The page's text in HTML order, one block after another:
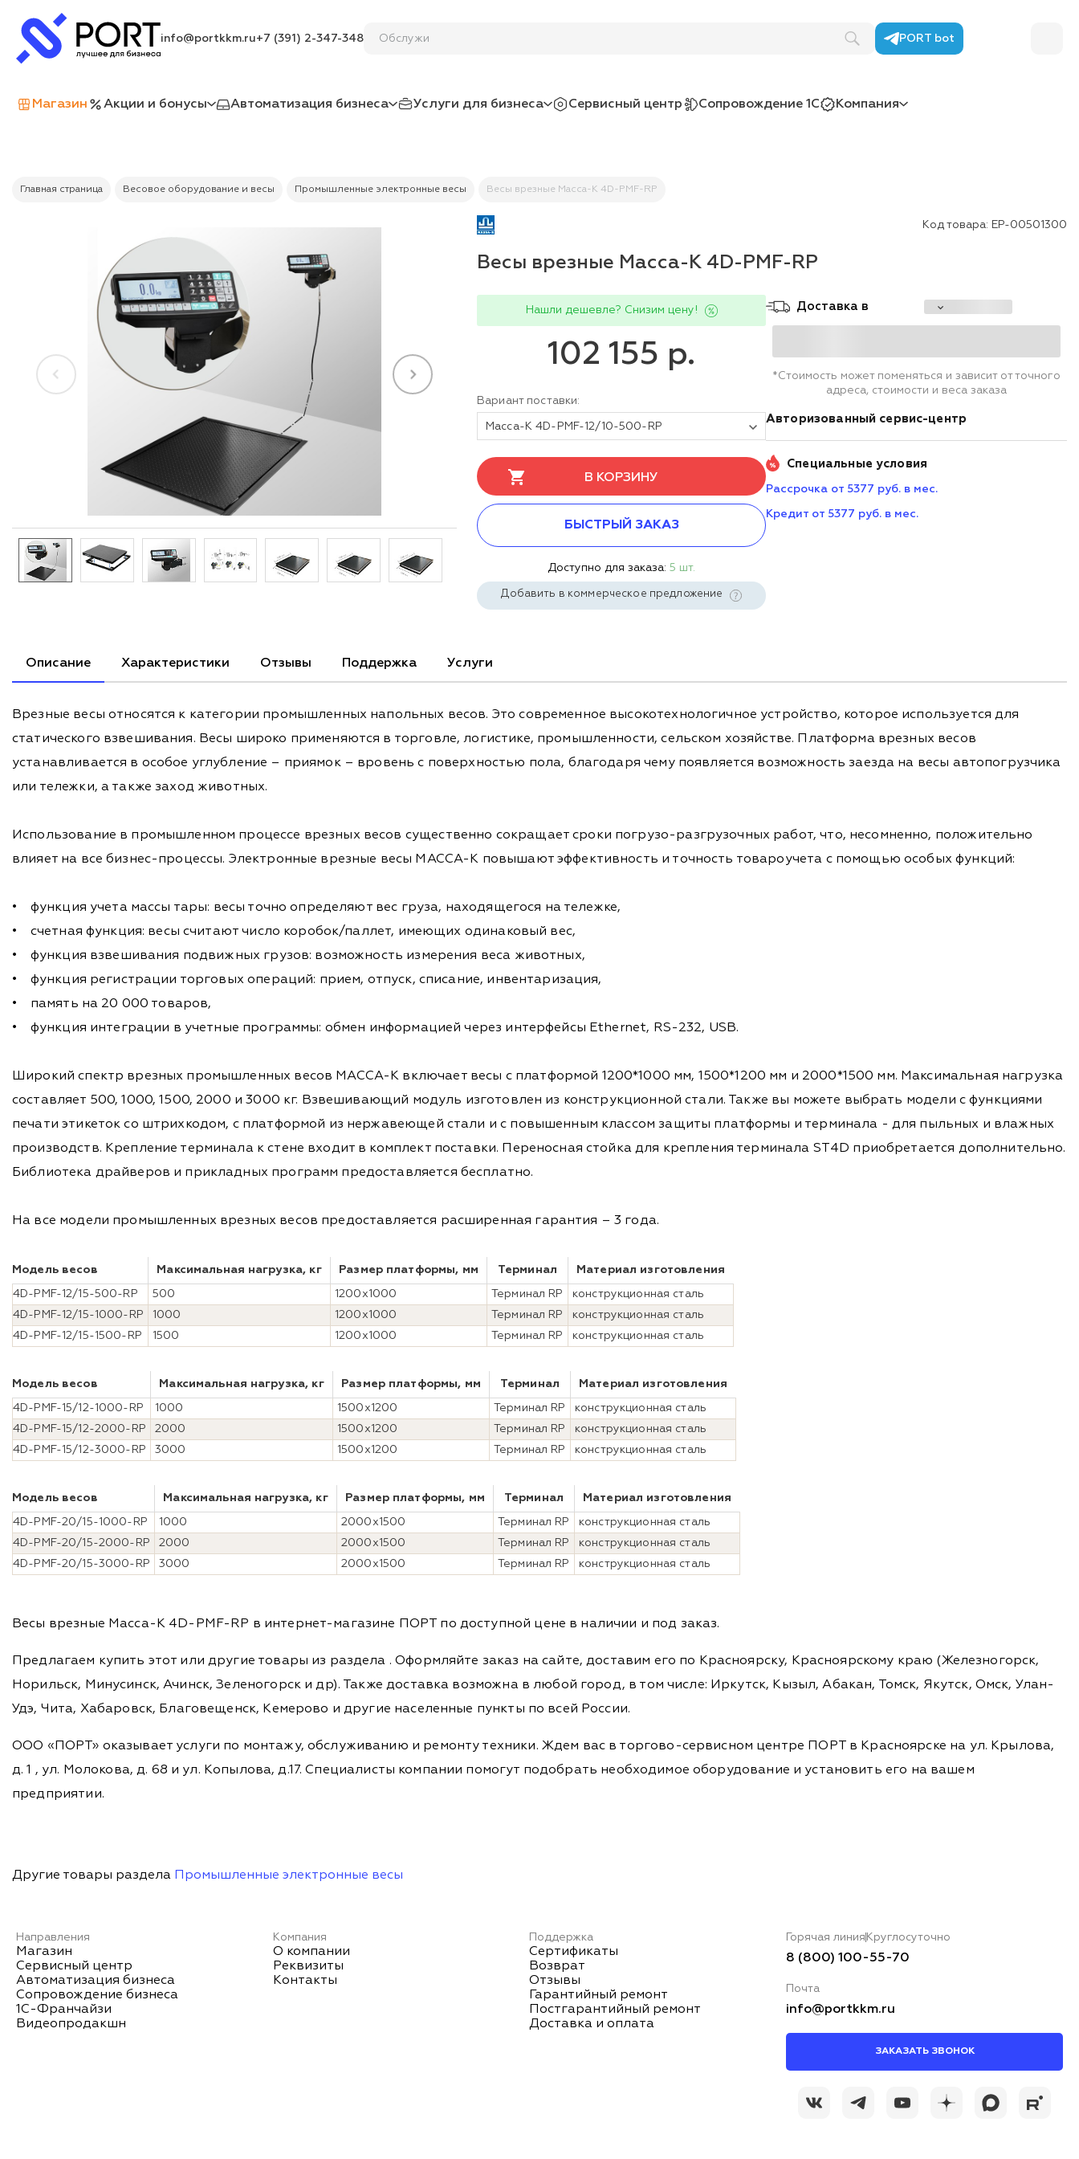
info@portkkm.ru+7 (391) 2-347-348 PORT bot
Магазин Акции и бонусы Автоматизация бизнеса Услуги для бизнеса Сервисный центр Сопровождение 1С Компания
Главная страница Весовое оборудование и весы Промышленные электронные весы Весы врезные Масса-К 4D-PMF-RP
Код товара: ЕР-00501300
Весы врезные Масса-К 4D-PMF-RP
Нашли дешевле? Снизим цену!
102 155 р.
Вариант поставки:
Масса-К 4D-PMF-12/10-500-RP
В КОРЗИНУ
БЫСТРЫЙ ЗАКАЗ
Доступно для заказа: 5 шт.
Добавить в коммерческое предложение
Доставка в
*Стоимость может поменяться и зависит от точного
адреса, стоимости и веса заказа
Авторизованный сервис-центр
Специальные условия
Рассрочка от 5377 руб. в мес.
Кредит от 5377 руб. в мес.
Описание Характеристики Отзывы Поддержка Услуги
Врезные весы относятся к категории промышленных напольных весов. Это современное высокотехнологичное устройство, которое используется для
статического взвешивания. Весы широко применяются в торговле, логистике, промышленности, сельском хозяйстве. Платформа врезных весов
устанавливается в особое углубление – приямок – вровень с поверхностью пола, благодаря чему появляется возможность заезда на весы автопогрузчика
или тележки, а также заход животных.
Использование в промышленном процессе врезных весов существенно сокращает сроки погрузо-разгрузочных работ, что, несомненно, положительно
влияет на все бизнес-процессы. Электронные врезные весы МАССА-К повышают эффективность и точность товароучета с помощью особых функций:
• функция учета массы тары: весы точно определяют вес груза, находящегося на тележке,
• счетная функция: весы считают число коробок/паллет, имеющих одинаковый вес,
• функция взвешивания подвижных грузов: возможность измерения веса животных,
• функция регистрации торговых операций: прием, отпуск, списание, инвентаризация,
• память на 20 000 товаров,
• функция интеграции в учетные программы: обмен информацией через интерфейсы Ethernet, RS-232, USB.
Широкий спектр врезных промышленных весов МАССА-К включает весы с платформой 1200*1000 мм, 1500*1200 мм и 2000*1500 мм. Максимальная нагрузка
составляет 500, 1000, 1500, 2000 и 3000 кг. Взвешивающий модуль изготовлен из конструкционной стали. Также вы можете выбрать модели с функциями
печати этикеток со штрихкодом, с платформой из нержавеющей стали и с повышенным классом защиты платформы и терминала - для пыльных и влажных
производств. Крепление терминала к стене входит в комплект поставки. Переносная стойка для крепления терминала ST4D приобретается дополнительно.
Библиотека драйверов и прикладных программ предоставляется бесплатно.
На все модели промышленных врезных весов предоставляется расширенная гарантия – 3 года.
Модель весов Максимальная нагрузка, кг Размер платформы, мм Терминал Материал изготовления
4D-PMF-12/15-500-RP 500 1200x1000 Терминал RP
конструкционная сталь
4D-PMF-12/15-1000-RP
1000 1200x1000 Терминал RP
конструкционная сталь
4D-PMF-12/15-1500-RP
1500 1200x1000 Терминал RP конструкционная сталь
Модель весов Максимальная нагрузка, кг Размер платформы, мм Терминал Материал изготовления
4D-PMF-15/12-1000-RP 1000 1500x1200 Терминал RP
конструкционная сталь
4D-PMF-15/12-2000-RP
2000 1500x1200 Терминал RP
конструкционная сталь
4D-PMF-15/12-3000-RP
3000 1500x1200 Терминал RP конструкционная сталь
Модель весов Максимальная нагрузка, кг Размер платформы, мм Терминал Материал изготовления
4D-PMF-20/15-1000-RP 1000 2000x1500 Терминал RP
конструкционная сталь
4D-PMF-20/15-2000-RP
2000 2000x1500 Терминал RP
конструкционная сталь
4D-PMF-20/15-3000-RP
3000 2000x1500 Терминал RP конструкционная сталь
Весы врезные Масса-К 4D-PMF-RP в интернет-магазине ПОРТ по доступной цене в наличии и под заказ.
Предлагаем купить этот или другие товары из раздела . Оформляйте заказ на сайте, доставим его по Красноярску, Красноярскому краю (Железногорск,
Норильск, Минусинск, Ачинск, Зеленогорск и др). Также доставка возможна в любой город, в том числе: Иркутск, Кызыл, Абакан, Томск, Якутск, Омск, Улан-
Удэ, Чита, Хабаровск, Благовещенск, Кемерово и другие населенные пункты по всей России.
ООО «ПОРТ» оказывает услуги по монтажу, обслуживанию и ремонту техники. Ждем вас в торгово-сервисном центре ПОРТ в Красноярске на ул. Крылова,
д. 1 , ул. Молокова, д. 68 и ул. Копылова, д.17. Специалисты компании помогут подобрать необходимое оборудование и установить его на вашем
предприятии.
Другие товары раздела Промышленные электронные весы
Направления
Магазин
Сервисный центр
Автоматизация бизнеса
Сопровождение бизнеса
1С-Франчайзи
Видеопродакшн
Компания
О компании
Реквизиты
Контакты
Поддержка
Сертификаты
Возврат
Отзывы
Гарантийный ремонт
Постгарантийный ремонт
Доставка и оплата
Горячая линия Круглосуточно
8 (800) 100-55-70
Почта
info@portkkm.ru
ЗАКАЗАТЬ ЗВОНОК